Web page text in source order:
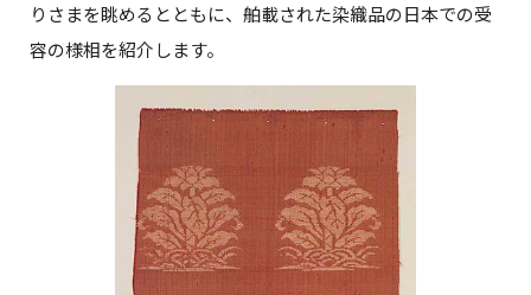
りさまを眺めるとともに、舶載された染織品の日本での受
容の様相を紹介します。